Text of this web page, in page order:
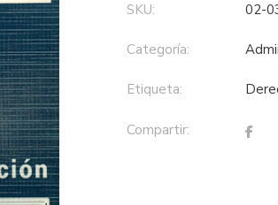
SKU: 02-
Categoría:
Etiqueta:
Compartir: